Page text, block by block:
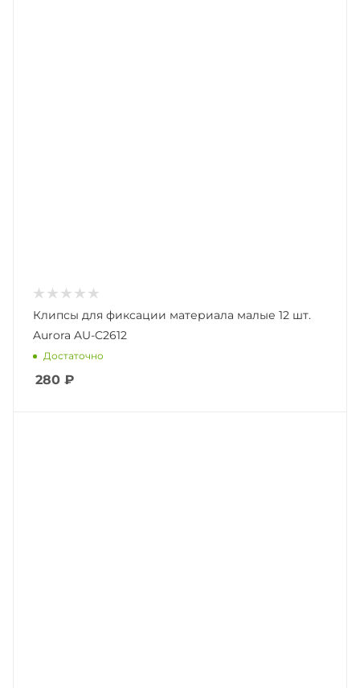
Клипсы для фиксации материала малые 12 шт.
Aurora AU-C2612
Достаточно
280 ₽